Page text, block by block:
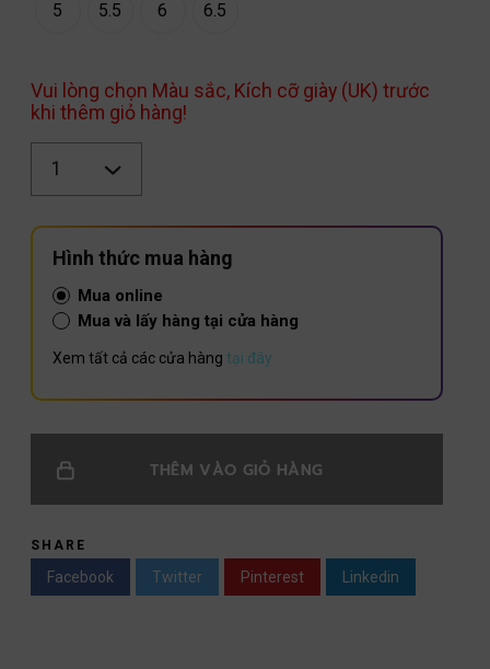
5 5.5 6 6.5
Vui lòng chọn Màu sắc, Kích cỡ giày (UK) trước
khi thêm giỏ hàng!
lượng
Hình thức mua hàng
Mua online
Mua và lấy hàng tại cửa hàng
Xem tất cả các cửa hàng tại đây
THÊM VÀO GIỎ HÀNG
SHARE
Facebook Twitter Pinterest Linkedin